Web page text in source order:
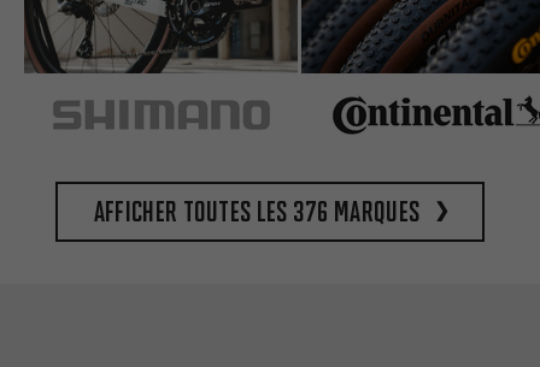
Afficher toutes les 376 marques